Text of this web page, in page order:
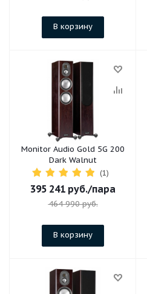
В корзину
Monitor Audio Gold 5G 200
Dark Walnut
(1)
395 241 руб./пара
464 990руб.
В корзину